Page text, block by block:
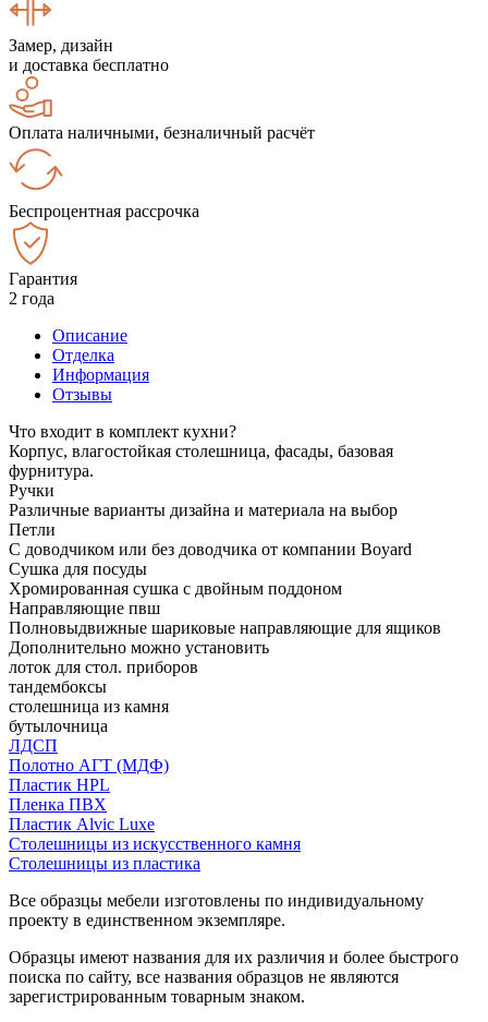
Замер, дизайн
и доставка бесплатно
Оплата наличными, безналичный расчёт
Беспроцентная рассрочка
Гарантия
2 года
Описание
Отделка
Информация
Отзывы
Что входит в комплект кухни?
Корпус, влагостойкая столешница, фасады, базовая
фурнитура.
Ручки
Различные варианты дизайна и материала на выбор
Петли
С доводчиком или без доводчика от компании Boyard
Сушка для посуды
Хромированная сушка с двойным поддоном
Направляющие пвш
Полновыдвижные шариковые направляющие для ящиков
Дополнительно можно установить
лоток для стол. приборов
тандембоксы
столешница из камня
бутылочница
ЛДСП
Полотно АГТ (МДФ)
Пластик HPL
Пленка ПВХ
Пластик Alvic Luxe
Столешницы из искусственного камня
Столешницы из пластика
Все образцы мебели изготовлены по индивидуальному
проекту в единственном экземпляре.
Образцы имеют названия для их различия и более быстрого
поиска по сайту, все названия образцов не являются
зарегистрированным товарным знаком.